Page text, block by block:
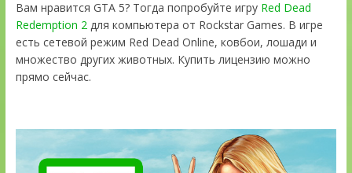
Вам нравится GTA 5? Тогда попробуйте игру Red Dead
Redemption 2для компьютера от Rockstar Games. В игре
есть сетевой режим Red Dead Online, ковбои, лошади и
множество других животных. Купить лицензию можно
прямо сейчас.